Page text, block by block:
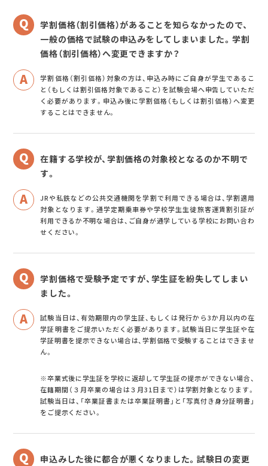
学割価格（割引価格）があることを知らなかったので、
一般の価格で試験の申込みをしてしまいました。学割
価格（割引価格）へ変更できますか？
学割価格（割引価格）対象の方は、申込み時にご自身が学生であるこ
と（もしくは割引価格対象であること）を試験会場へ申告していただ
く必要があります。申込み後に学割価格（もしくは割引価格）へ変更
することはできません。
在籍する学校が、学割価格の対象校となるのか不明で
す。
JRや私鉄などの公共交通機関を学割で利用できる場合は、学割適用
対象となります。通学定期乗車券や学校学生生徒旅客運賃割引証が
利用できるか不明な場合は、ご自身が通学している学校にお問い合わ
せください。
学割価格で受験予定ですが、学生証を紛失してしまい
ました。
試験当日は、有効期限内の学生証、もしくは発行から3か月以内の在
学証明書をご提示いただく必要があります。試験当日に学生証や在
学証明書を提示できない場合は、学割価格で受験することはできませ
ん。
※卒業式後に学生証を学校に返却して学生証の提示ができない場合、
在籍期間（３月卒業の場合は３月31日まで）は学割対象となります。
試験当日は、「卒業証書または卒業証明書」と「写真付き身分証明書」
をご提示ください。
申込みした後に都合が悪くなりました。試験日の変更